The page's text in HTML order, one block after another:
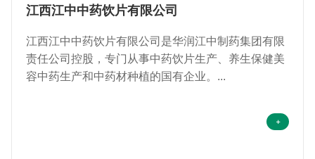
江西江中中药饮片有限公司
江西江中中药饮片有限公司是华润江中制药集团有限
责任公司控股，专门从事中药饮片生产、养生保健美
容中药生产和中药材种植的国有企业。...